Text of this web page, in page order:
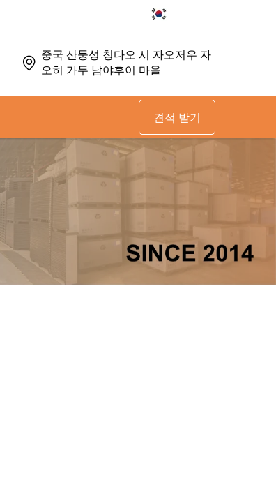
중국 산둥성 칭다오 시 자오저우 자
오히 가두 남야후이 마을
견적 받기